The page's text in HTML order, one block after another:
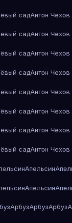
садАнтон
садАнтон
садАнтон
садАнтон
садАнтон
садАнтон
садАнтон
садАнтон
Апельсин
Апельсин
АрбузАрбузАрбуз